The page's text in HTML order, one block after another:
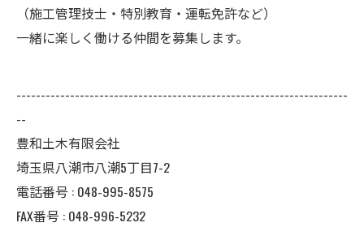
（施工管理技士・特別教育・運転免許など）
一緒に楽しく働ける仲間を募集します。
--------------------------------------------------------------------
--
豊和土木有限会社
埼玉県八潮市八潮5丁目7-2
電話番号 : 048-995-8575
FAX番号 : 048-996-5232